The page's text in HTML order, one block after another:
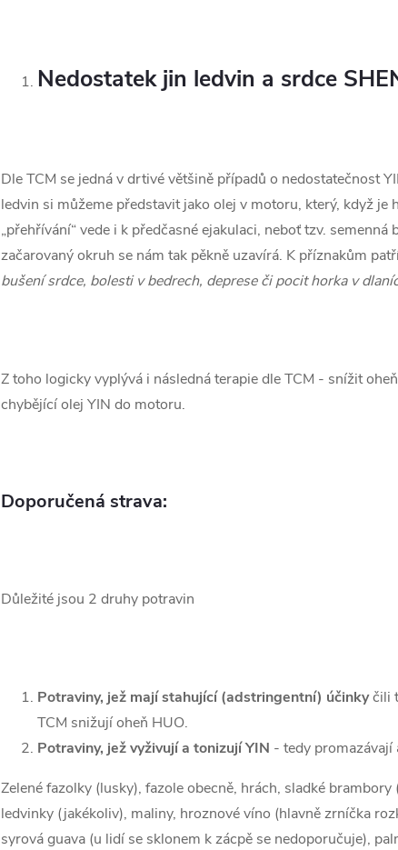
Nedostatek jin ledvin a srdce
Dle TCM se jedná v drtivé většině případů o nedostatečnost
ledvin si můžeme představit jako olej v motoru, který, když
„přehřívání“ vede i k předčasné ejakulaci, neboť tzv.
začarovaný okruh se nám tak pěkně uzavírá. K příznakům
bušení srdce, bolesti v bedrech, deprese či pocit horka v
Z toho logicky vyplývá i následná terapie dle TCM - snížit
chybějící olej YIN do motoru.
Doporučená strava:
Důležité jsou 2 druhy potravin
Potraviny, jež mají stahující (adstringentní) účinkyčili
TCM snižují oheň HUO.
Potraviny, jež vyživují a tonizují YIN - tedy
Zelené fazolky (lusky), fazole obecně, hrách, sladké
ledvinky (jakékoliv), maliny, hroznové víno (hlavně zrníčka
syrová guava (u lidí se sklonem k zácpě se nedoporučuje),